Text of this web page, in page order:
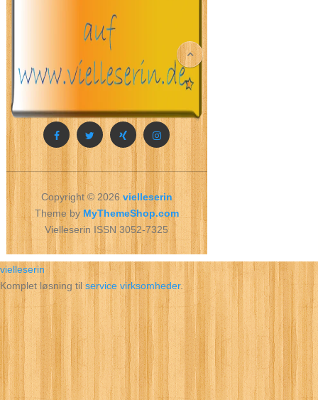
Copyright © 2026 vielleserin
Theme byMyThemeShop.com
Vielleserin ISSN 3052-7325
vielleserin
Komplet løsning tilservice virksomheder.